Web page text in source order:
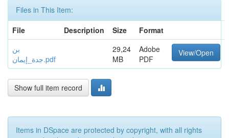
Files in This Item:
File
Description Size
Format
بن
جدة_إیمان.pdf
29,24
MB
Adobe
PDF
View/Open
Show full item record
Items in DSpace are protected by copyright, with all rights